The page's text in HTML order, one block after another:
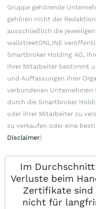
Gruppe gehörende
gehören nicht der
ausschließlich die
wallstreetONLINE
Smartbroker Holding AG,
ihrer Mitarbeiter bestimmt
und Auffassungen ihrer
verbundenen
durch die Smartbroker
oder ihrer Mitarbeiter zu
zu verkaufen oder eine
Disclaimer)
Im
Verluste beim
Zertifikate sind
nicht für